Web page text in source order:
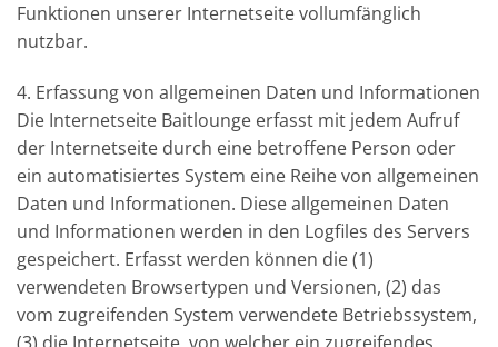
Funktionen unserer Internetseite vollumfänglich
nutzbar.
4. Erfassung von allgemeinen Daten und Informationen
Die Internetseite Baitlounge erfasst mit jedem Aufruf
der Internetseite durch eine betroffene Person oder
ein automatisiertes System eine Reihe von allgemeinen
Daten und Informationen. Diese allgemeinen Daten
und Informationen werden in den Logfiles des Servers
gespeichert. Erfasst werden können die (1)
verwendeten Browsertypen und Versionen, (2) das
vom zugreifenden System verwendete Betriebssystem,